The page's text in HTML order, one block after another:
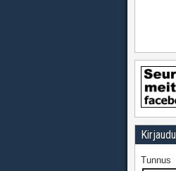
Kirjaudu
Tunnus